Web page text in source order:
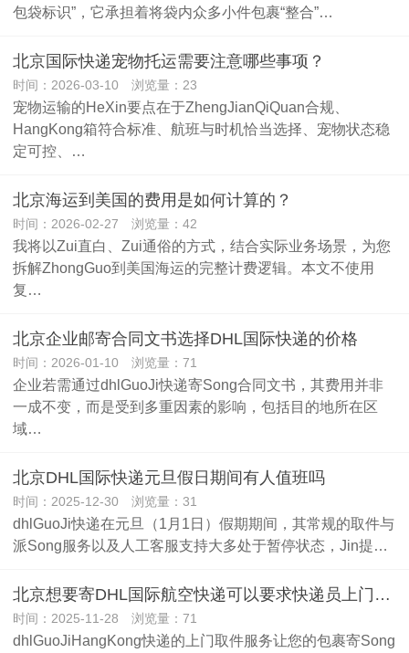
包袋标识”，它承担着将袋内众多小件包裹“整合”…
北京国际快递宠物托运需要注意哪些事项？
时间：2026-03-10 浏览量：23
宠物运输的HeXin要点在于ZhengJianQiQuan合规、
HangKong箱符合标准、航班与时机恰当选择、宠物状态稳
定可控、…
北京海运到美国的费用是如何计算的？
时间：2026-02-27 浏览量：42
我将以Zui直白、Zui通俗的方式，结合实际业务场景，为您
拆解ZhongGuo到美国海运的完整计费逻辑。本文不使用
复…
北京企业邮寄合同文书选择DHL国际快递的价格
时间：2026-01-10 浏览量：71
企业若需通过dhlGuoJi快递寄Song合同文书，其费用并非
一成不变，而是受到多重因素的影响，包括目的地所在区
域…
北京DHL国际快递元旦假日期间有人值班吗
时间：2025-12-30 浏览量：31
dhlGuoJi快递在元旦（1月1日）假期期间，其常规的取件与
派Song服务以及人工客服支持大多处于暂停状态，Jin提…
北京想要寄DHL国际航空快递可以要求快递员上门取件吗？
时间：2025-11-28 浏览量：71
dhlGuoJiHangKong快递的上门取件服务让您的包裹寄Song